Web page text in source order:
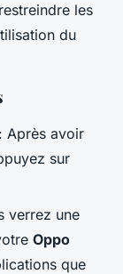
les
du
: Après avoir
sur
verrez une
Oppo
que